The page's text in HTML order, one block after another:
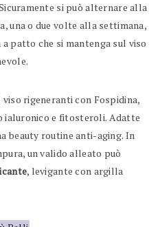
si può alternare alla
una o due volte alla settimana,
patto che si mantenga sul viso
rigeneranti con Fospidina,
ialuronico e fitosteroli. Adatte
beauty routine anti-aging. In
un valido alleato può
, levigante con argilla